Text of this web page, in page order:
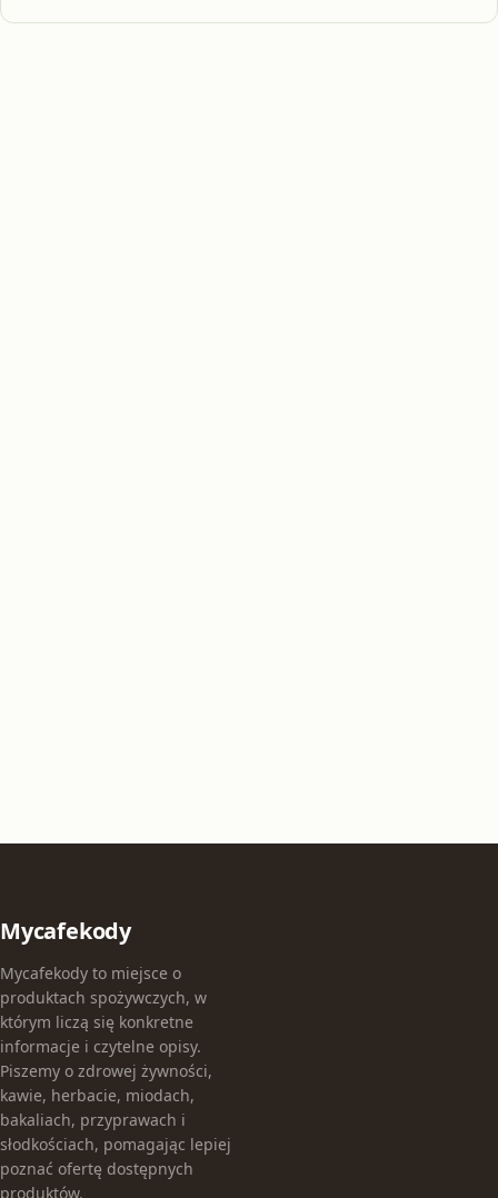
Mycafekody
Mycafekody to miejsce o
produktach spożywczych, w
którym liczą się konkretne
informacje i czytelne opisy.
Piszemy o zdrowej żywności,
kawie, herbacie, miodach,
bakaliach, przyprawach i
słodkościach, pomagając lepiej
poznać ofertę dostępnych
produktów.